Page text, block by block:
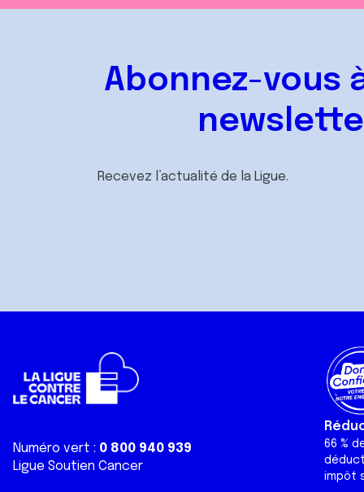
Abonnez-vous
Recevez l’actualité de la Ligue.
Numéro vert : 0 800 940 939
Ligue Soutien Cancer
66 %
impôt